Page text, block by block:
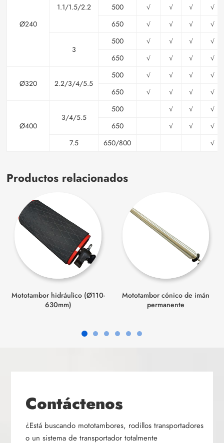
Ø240
1.1/1.5/2.2
500
√ √ √
√
650
√ √ √ √
3
500 √ √ √
√
650
√ √ √ √
Ø320 2.2/3/4/5.5
500 √ √ √
√
650
√ √ √ √
Ø400
3/4/5.5
500 √ √
√
650
√ √
√
7.5
650/800 √
Productos relacionados
Mototambor hidráulico (Ø110-
630mm)
Mototambor cónico de imán
permanente
Contáctenos
¿Está buscando mototambores, rodillos transportadores
o un sistema de transportador totalmente